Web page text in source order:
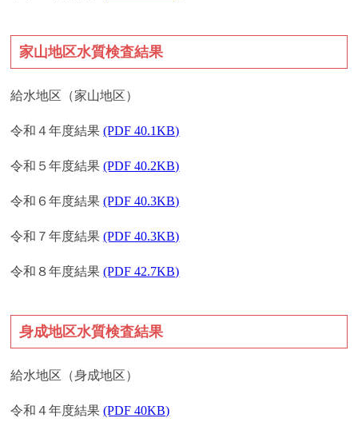
家山地区水質検査結果
給水地区（家山地区）
令和４年度結果(PDF 40.1KB)
令和５年度結果(PDF 40.2KB)
令和６年度結果(PDF 40.3KB)
令和７年度結果(PDF 40.3KB)
令和８年度結果(PDF 42.7KB)
身成地区水質検査結果
給水地区（身成地区）
令和４年度結果(PDF 40KB)